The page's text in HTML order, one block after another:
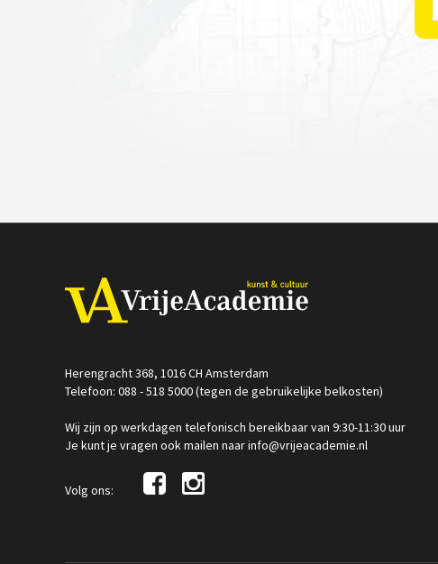
Herengracht 368, 1016 CH Amsterdam
Telefoon: 088 - 518 5000 (tegen de gebruikelijke belkosten)
Wij zijn op werkdagen telefonisch bereikbaar van 9:30-11:30 uur
Je kunt je vragen ook mailen naar info@vrijeacademie.nl
Volg ons: